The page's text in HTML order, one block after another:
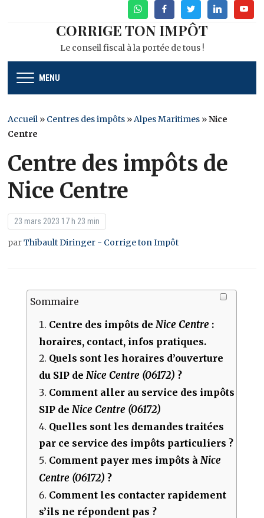
WhatsAppFacebookTwitterLinkedin
CORRIGE TON IMPÔT
Le conseil fiscal à la portée de tous !
MENU
Accueil » Centres des impôts »Alpes Maritimes »Nice
Centre
Centre des impôts de
Nice Centre
23 mars 2023 17 h 23 min
parThibault Diringer - Corrige ton Impôt
Sommaire
Centre des impôts de Nice Centre :
horaires, contact, infos pratiques.
Quels sont les horaires d’ouverture
du SIP de Nice Centre (06172) ?
Comment aller au service des impôts
SIP de Nice Centre (06172)
Quelles sont les demandes traitées
par ce service des impôts particuliers ?
Comment payer mes impôts à Nice
Centre (06172) ?
Comment les contacter rapidement
s’ils ne répondent pas ?